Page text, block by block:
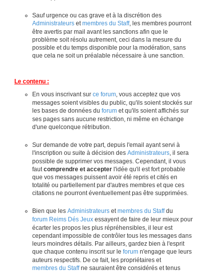
Sauf urgence ou cas grave et à la discrétion des
Administrateurs etmembres du Staff, les membres pourront
être avertis par mail avant les sanctions afin que le
problème soit résolu autrement, ceci dans la mesure du
possible et du temps disponible pour la modération, sans
que cela ne soit un préalable nécessaire à une sanction.
Le contenu :
En vous inscrivant sur ce forum , vous acceptez que vos
messages soient visibles du public, qu'ils soient stockés sur
les bases de données du forum et qu'ils soient affichés sur
ses pages sans aucune restriction, ni même en échange
d'une quelconque rétribution.
Sur demande de votre part, depuis l'email ayant servi à
l'inscription ou suite à décision des Administrateurs , il sera
possible de supprimer vos messages. Cependant, il vous
faut comprendre et accepter l'idée qu'il est fort probable
que vos messages puissent avoir été repris et cités en
totalité ou partiellement par d'autres membres et que ces
citations ne pourront éventuellement pas être supprimées.
Bien que les Administrateurs et membres du Staffdu
forum Reims Dés Jeux essayent de faire de leur mieux pour
écarter les propos les plus répréhensibles, il leur est
cependant impossible de contrôler tous les messages dans
leurs moindres détails. Par ailleurs, gardez bien à l'esprit
que chaque contenu inscrit sur le forum n'engage que leurs
auteurs respectifs. De ce fait, les propriétaires et
membres du Staffne sauraient être considérés et tenus